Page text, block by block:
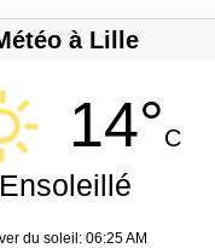
à Lille
14°C
du soleil: 06:25 AM